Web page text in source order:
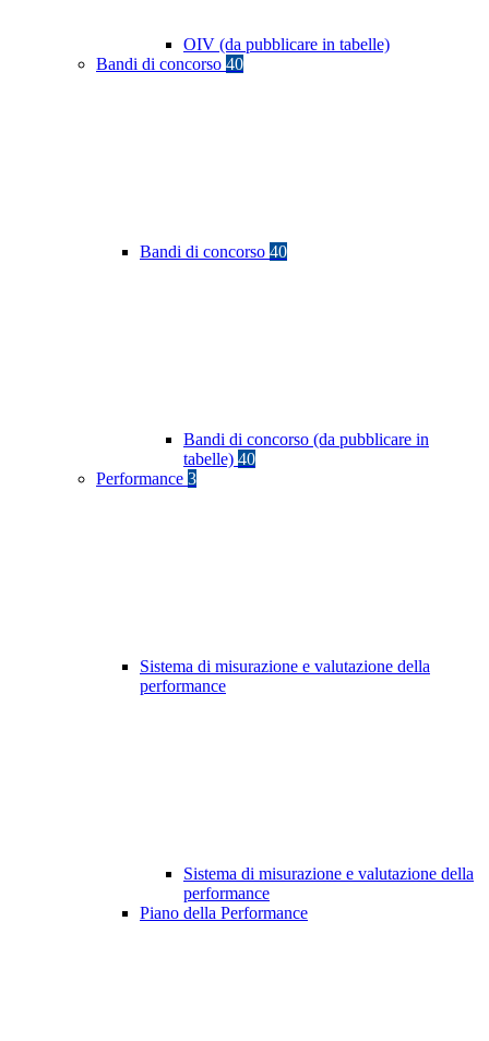
OIV (da pubblicare in tabelle)
Bandi di concorso 40
Bandi di concorso 40
Bandi di concorso (da pubblicare in
tabelle) 40
Performance 3
Sistema di misurazione e valutazione della
performance
Sistema di misurazione e valutazione della
performance
Piano della Performance